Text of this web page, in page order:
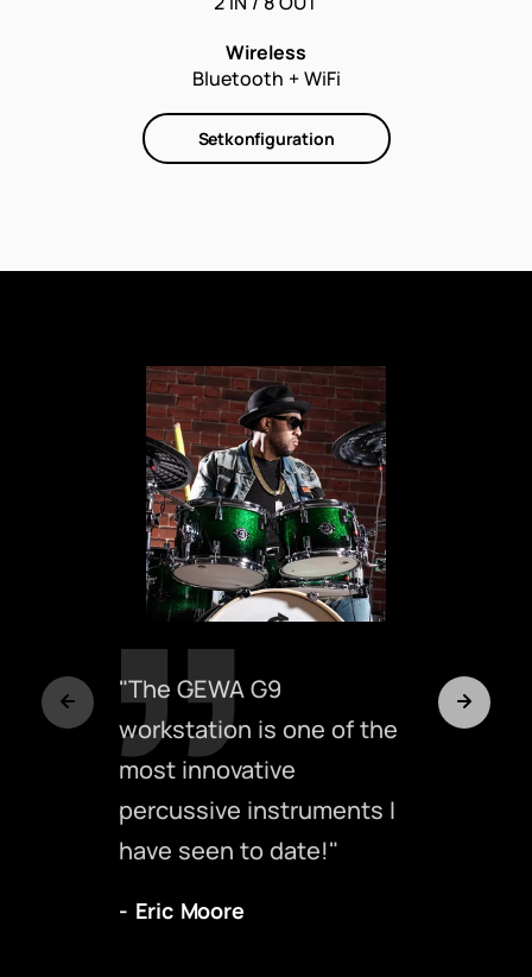
Wireless
Bluetooth + WiFi
Setkonfiguration
"I was really amazed that
almost every preset
sounds amazing and the
stock sounds are really
cool. I was really inspired